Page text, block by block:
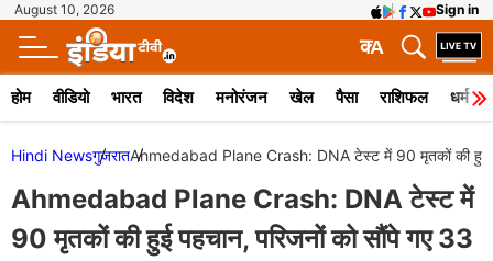
August 10, 2026 Sign in
A
क
होम वीडियो भारत विदेश मनोरंजन खेल पैसा राशिफल धर्म
Hindi NewsगुजरातAhmedabad Plane Crash: DNA टेस्ट में 90 मृतकों की हुई
Ahmedabad Plane Crash: DNA टेस्ट में
90 मृतकों की हुई पहचान, परिजनों को सौंपे गए 33